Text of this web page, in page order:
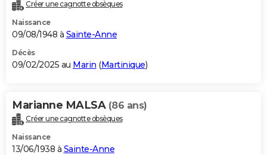
Destinations
City break
Voyage nature
Voyage de noces
Forum
Climat
+PHOTO
GUIDES D'ACHAT
BONS PLANS
Carte de Noël
Carte Bonne année
Carte Saint-Valentin
Carte Pâques
Carte d'anniversaire
DICTIONNAIRE
Dictionnaire
Biographies
Citations
Expressions
Proverbes
PROGRAMME TV
Créer une cagnotte obsèques
Naissance
09/08/1948 à Sainte-Anne
Décès
09/02/2025 au Marin (Martinique)
Marianne MALSA (86 ans)
Créer une cagnotte obsèques
Naissance
13/06/1938 à Sainte-Anne